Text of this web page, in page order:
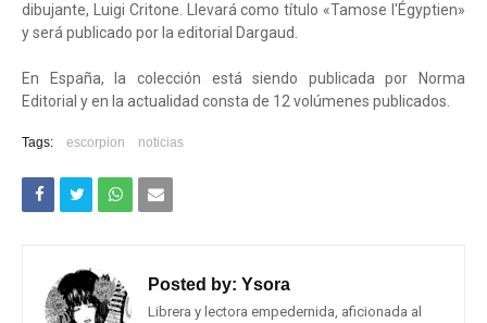
dibujante, Luigi Critone. Llevará como título «Tamose l'Égyptien»
y será publicado por la editorial Dargaud.
En España, la colección está siendo publicada por Norma
Editorial y en la actualidad consta de 12 volúmenes publicados.
Tags: escorpion noticias
Posted by: Ysora
Librera y lectora empedernida, aficionada al